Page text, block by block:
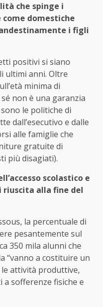
che spinge i
domestiche
i figli
positivi si siano
ultimi anni. Oltre
minima di
non è una garanzia
le politiche di
dall’esecutivo e dalle
alle famiglie che
gratuite di
più disagiati).
scolastico e
riuscita alla fine del
la percentuale di
pesantemente sul
350 mila alunni che
“vanno a costituire un
attività produttive,
a sofferenze fisiche e